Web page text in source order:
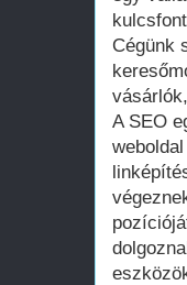
Cégünk
A SEO